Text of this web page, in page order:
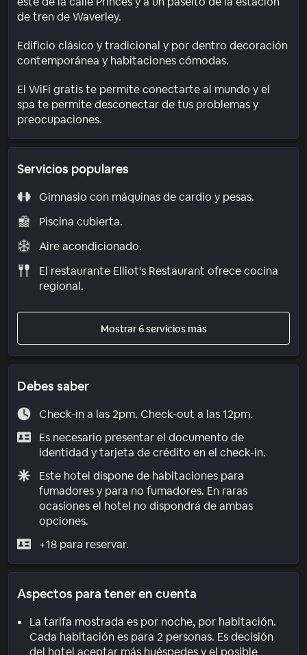
de tren de Waverley.
Edificio clásico y tradicional y por dentro decoración
contemporánea y habitaciones cómodas.
El WiFi gratis te permite conectarte al mundo y el
spa te permite desconectar de tus problemas y
preocupaciones.
Servicios populares
Gimnasio con máquinas de cardio y pesas.
Piscina cubierta.
Aire acondicionado.
El restaurante Elliot's Restaurant ofrece cocina
regional.
Mostrar 6 servicios más
Debes saber
Check-in a las 2pm. Check-out a las 12pm.
Es necesario presentar el documento de
identidad y tarjeta de crédito en el check-in.
Este hotel dispone de habitaciones para
fumadores y para no fumadores. En raras
ocasiones el hotel no dispondrá de ambas
opciones.
+18 para reservar.
Aspectos para tener en cuenta
La tarifa mostrada es por noche, por habitación.
Cada habitación es para 2 personas. Es decisión
del hotel aceptar más huéspedes y el posible